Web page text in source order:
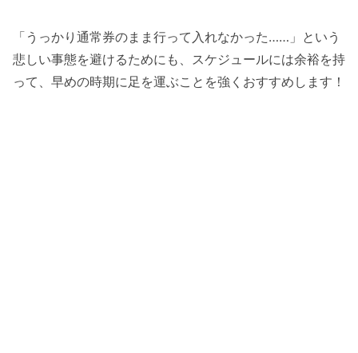
「うっかり通常券のまま行って入れなかった……」という
悲しい事態を避けるためにも、スケジュールには余裕を持
って、早めの時期に足を運ぶことを強くおすすめします！